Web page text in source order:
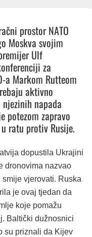
prostor NATO
Moskva svojim
Ulf
za
a Markom Rutteom
aktivno
napada
potezom zapravo
ratu protiv Rusije.
dopustila Ukrajini
dronovima nazvao
vjerovati. Ruska
je ovaj tjedan da
koje pomažu
Baltički dužnosnici
su priznali da Kijev